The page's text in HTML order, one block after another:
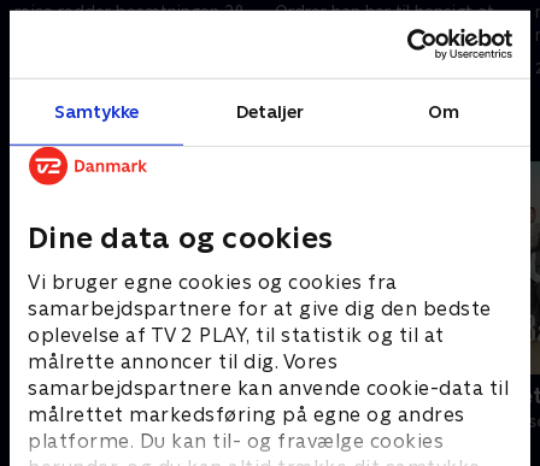
Samtykke Detaljer Om
Dine data og cookies
Vi bruger egne cookies og cookies fra
samarbejdspartnere for at give dig den bedste
oplevelse af TV 2 PLAY, til statistik og til at
målrette annoncer til dig. Vores
samarbejdspartnere kan anvende cookie-data til
målrettet markedsføring på egne og andres
platforme. Du kan til- og fravælge cookies
rejse redder besætningen 28
Ordrer han har til hensigt at
Andre så også
Klovn
Komedie • 11 sæsoner Drama • 10